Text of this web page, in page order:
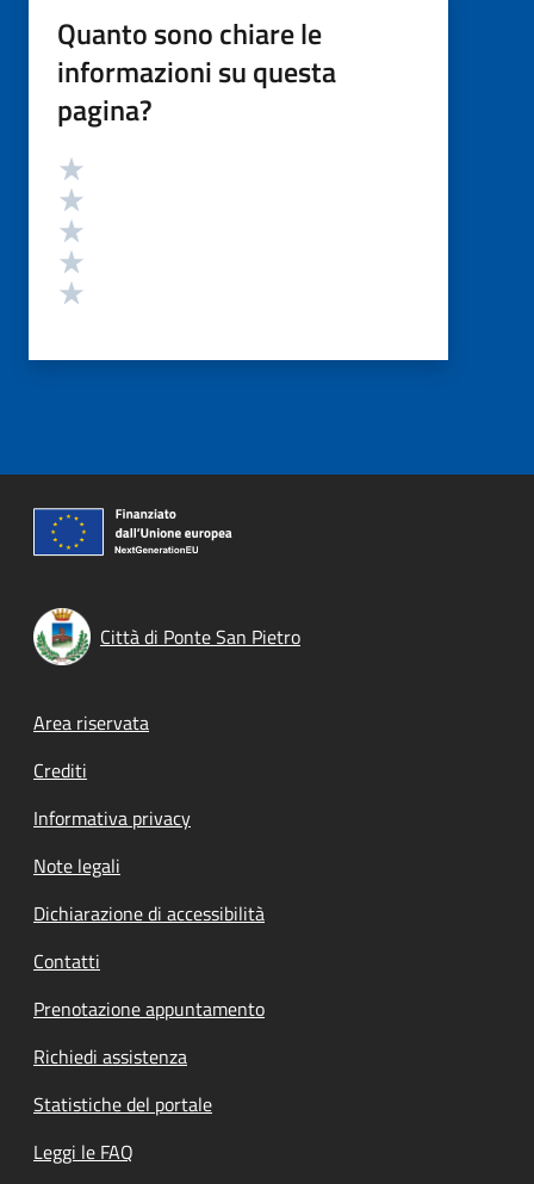
Quanto sono chiare le
informazioni su questa
pagina?
Valutazione
Città di Ponte San Pietro
Footer menu
Area riservata
Crediti
Informativa privacy
Note legali
Dichiarazione di accessibilità
Contatti
Prenotazione appuntamento
Richiedi assistenza
Statistiche del portale
Leggi le FAQ